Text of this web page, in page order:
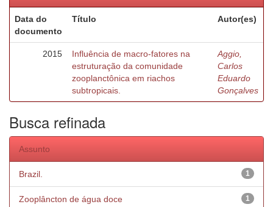
Data do
documento
Título Autor(es)
2015
Influência de macro-fatores na
estruturação da comunidade
zooplanctônica em riachos
subtropicais.
Aggio,
Carlos
Eduardo
Gonçalves
Busca refinada
Assunto
1
Brazil.
1
Zooplâncton de água doce